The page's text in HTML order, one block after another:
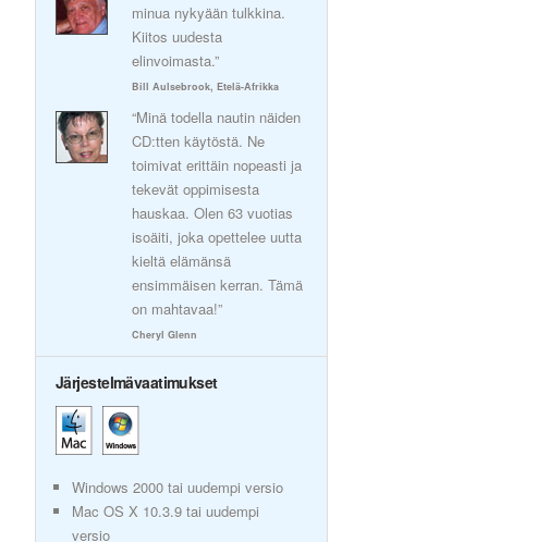
minua nykyään tulkkina.
Kiitos uudesta
elinvoimasta.”
Bill Aulsebrook, Etelä-Afrikka
“Minä todella nautin näiden
CD:tten käytöstä. Ne
toimivat erittäin nopeasti ja
tekevät oppimisesta
hauskaa. Olen 63 vuotias
isoäiti, joka opettelee uutta
kieltä elämänsä
ensimmäisen kerran. Tämä
on mahtavaa!”
Cheryl Glenn
Järjestelmävaatimukset
Windows 2000 tai uudempi versio
Mac OS X 10.3.9 tai uudempi
versio